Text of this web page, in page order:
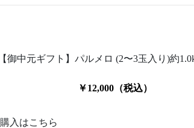
【御中元ギフト】パルメロ (2〜3玉入り)約
￥12,000（税込）
購入はこちら